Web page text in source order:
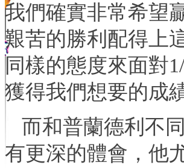
我們確實非常希望
艱苦的勝利配得上
同樣的態度來面對
獲得我們想要的成
而和普蘭德利不
有更深的體會，他